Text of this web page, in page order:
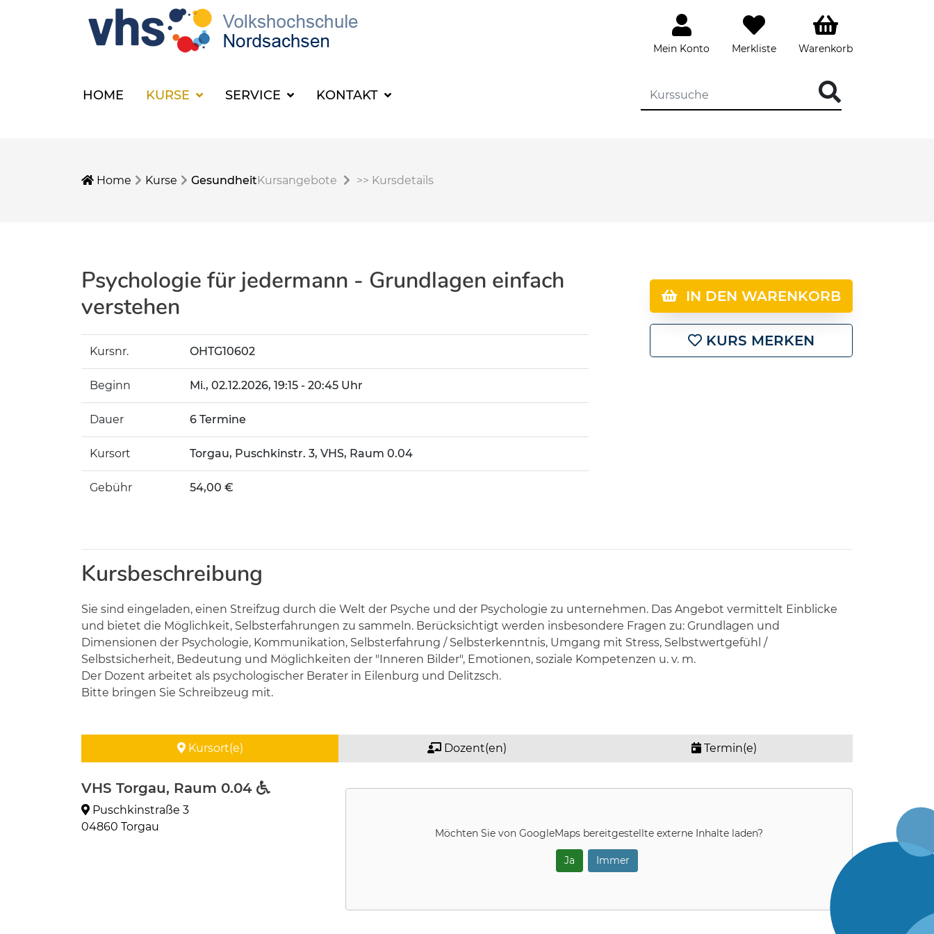
Mein Konto Merkliste Warenkorb
HOME KURSE SERVICE KONTAKT
Home Kurse GesundheitKursangebote >> Kursdetails
Psychologie für jedermann - Grundlagen einfach
verstehen
Kursnr. OHTG10602
Beginn Mi., 02.12.2026, 19:15 - 20:45 Uhr
Dauer 6 Termine
Kursort Torgau, Puschkinstr. 3, VHS, Raum 0.04
Gebühr 54,00 €
IN DEN WARENKORB
KURS MERKEN
Kursbeschreibung
Sie sind eingeladen, einen Streifzug durch die Welt der Psyche und der Psychologie zu unternehmen. Das Angebot vermittelt Einblicke
und bietet die Möglichkeit, Selbsterfahrungen zu sammeln. Berücksichtigt werden insbesondere Fragen zu: Grundlagen und
Dimensionen der Psychologie, Kommunikation, Selbsterfahrung / Selbsterkenntnis, Umgang mit Stress, Selbstwertgefühl /
Selbstsicherheit, Bedeutung und Möglichkeiten der "Inneren Bilder", Emotionen, soziale Kompetenzen u. v. m.
Der Dozent arbeitet als psychologischer Berater in Eilenburg und Delitzsch.
Bitte bringen Sie Schreibzeug mit.
Kursort(e) Dozent(en) Termin(e)
VHS Torgau, Raum 0.04
Puschkinstraße 3
04860 Torgau
Möchten Sie von GoogleMaps bereitgestellte externe Inhalte laden?
Ja Immer